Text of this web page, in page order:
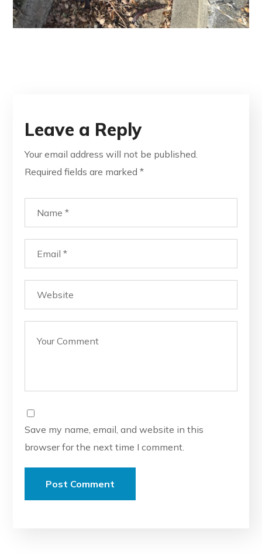
Leave a Reply
Your email address will not be published.
Required fields are marked*
Save my name, email, and website in this
browser for the next time I comment.